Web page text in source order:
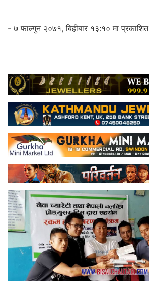
- ७ फाल्गुन २०७१, बिहीबार १३:१० मा प्रकाशित